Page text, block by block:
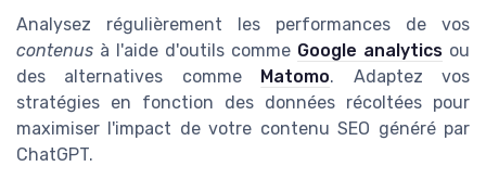
Analysez régulièrement les performances de vos
contenus à l'aide d'outils comme Google analytics ou
des alternatives comme Matomo. Adaptez vos
stratégies en fonction des données récoltées pour
maximiser l'impact de votre contenu SEO généré par
ChatGPT.